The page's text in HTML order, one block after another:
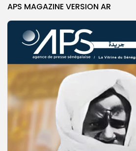
APS MAGAZINE VERSION AR